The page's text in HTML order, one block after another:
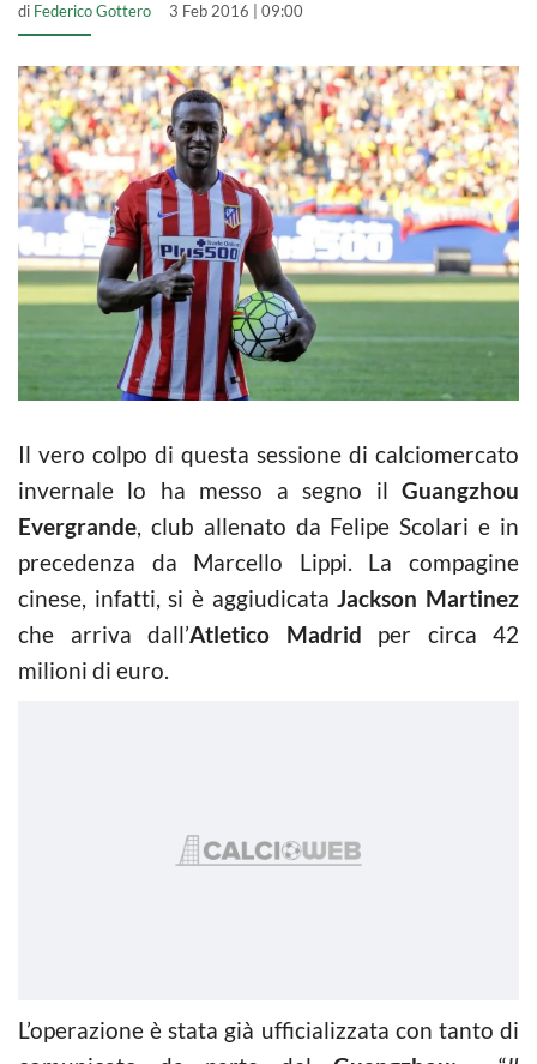
di Federico Gottero 3 Feb 2016 | 09:00
Il vero colpo di questa sessione di calciomercato
invernale lo ha messo a segno il Guangzhou
Evergrande, club allenato da Felipe Scolari e in
precedenza da Marcello Lippi. La compagine
cinese, infatti, si è aggiudicataJackson Martinez
che arriva dall’Atletico Madrid per circa 42
milioni di euro.
L’operazione è stata già ufficializzata con tanto di